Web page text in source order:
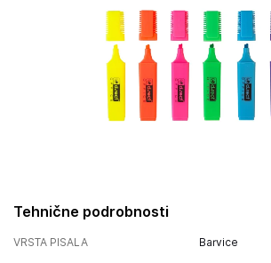
Tehnične podrobnosti
VRSTA PISALA Barvice